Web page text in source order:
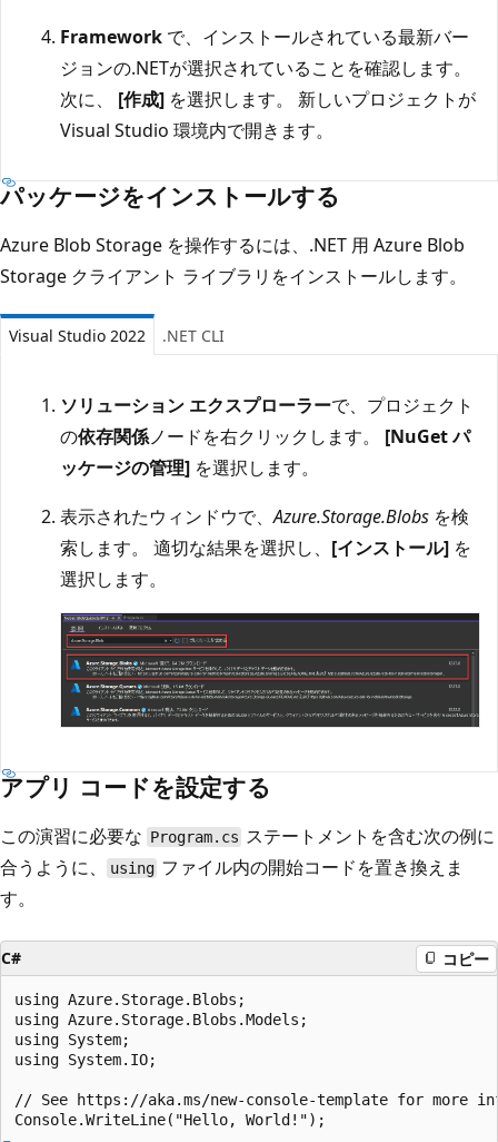
Framework で、インストールされている最新バー
ジョンの.NETが選択されていることを確認します。
次に、 [作成] を選択します。 新しいプロジェクトが
Visual Studio 環境内で開きます。
パッケージをインストールする
Azure Blob Storage を操作するには、.NET 用 Azure Blob
Storage クライアント ライブラリをインストールします。
Visual Studio 2022 .NET CLI
ソリューション エクスプローラーで、プロジェクト
の依存関係ノードを右クリックします。 [NuGet パ
ッケージの管理] を選択します。
表示されたウィンドウで、Azure.Storage.Blobs を検
索します。 適切な結果を選択し、 [インストール] を
選択します。
アプリ コードを設定する
この演習に必要な Program.cs ステートメントを含む次の例に
合うように、
using ファイル内の開始コードを置き換えま
す。
C# コピー
using Azure.Storage.Blobs;
using Azure.Storage.Blobs.Models;
using System;
using System.IO;
// See https://aka.ms/new-console-template for more